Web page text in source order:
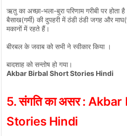
ऋतु का अच्छा-भला-बुरा परिणाम गरीबी पर होता
बैसाख(गर्मी) की दुपहरी में ठंडी ठंडी जगह और
मकानों में रहते हैं।
बीरबल के जवाब को सभी ने स्वीकार किया ।
बादशाह को सन्तोष हो गया।
Akbar Birbal Short Stories Hindi
5. संगति का असर: Akbar
Stories Hindi